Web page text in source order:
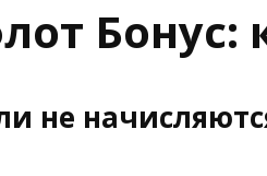
Бонус:
не